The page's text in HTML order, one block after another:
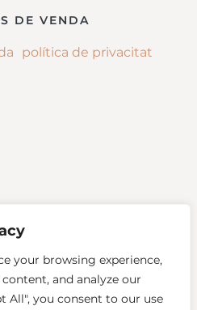
your browsing experience,
and analyze our
All", you consent to our use
DE VENDA
política de privacitat